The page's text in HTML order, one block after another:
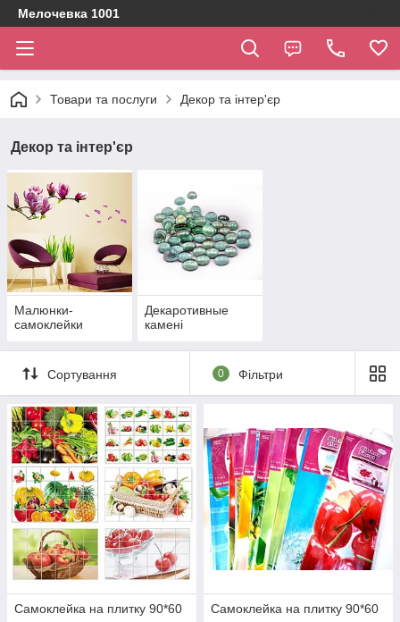
Мелочевка 1001
Товари та послуги Декор та інтер'єр
Декор та інтер'єр
Малюнки-
самоклейки
Декаротивные
камені
Сортування 0 Фільтри
Самоклейка на плитку 90*60
Самоклейка на плитку 90*60